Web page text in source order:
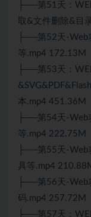
├──第51天：
取&文件删除&目
├──第52天-Web
等.mp4 172.13M
├──第53天：
本.mp4 451.36M
├──第54天-Web
等.mp4 222.75M
├──第55天-Web
具等.mp4
├──第56天-Web
码.mp4 257.72M
├──第57天：